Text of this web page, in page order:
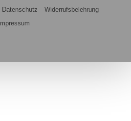
Datenschutz
Widerrufsbelehrung
Impressum